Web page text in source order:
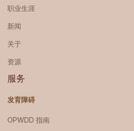
职业生涯
新闻
关于
资源
服务
发育障碍
OPWDD 指南